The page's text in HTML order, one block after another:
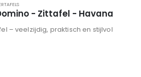
- Zittafel - Havana
– veelzijdig, praktisch en stijlvol